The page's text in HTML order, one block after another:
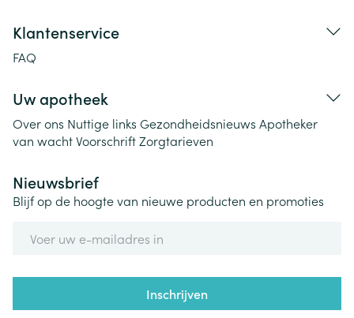
Klantenservice
FAQ
Uw apotheek
Over ons Nuttige links Gezondheidsnieuws Apotheker
van wachtVoorschriftZorgtarieven
Nieuwsbrief
Blijf op de hoogte van nieuwe producten en promoties
Inschrijven